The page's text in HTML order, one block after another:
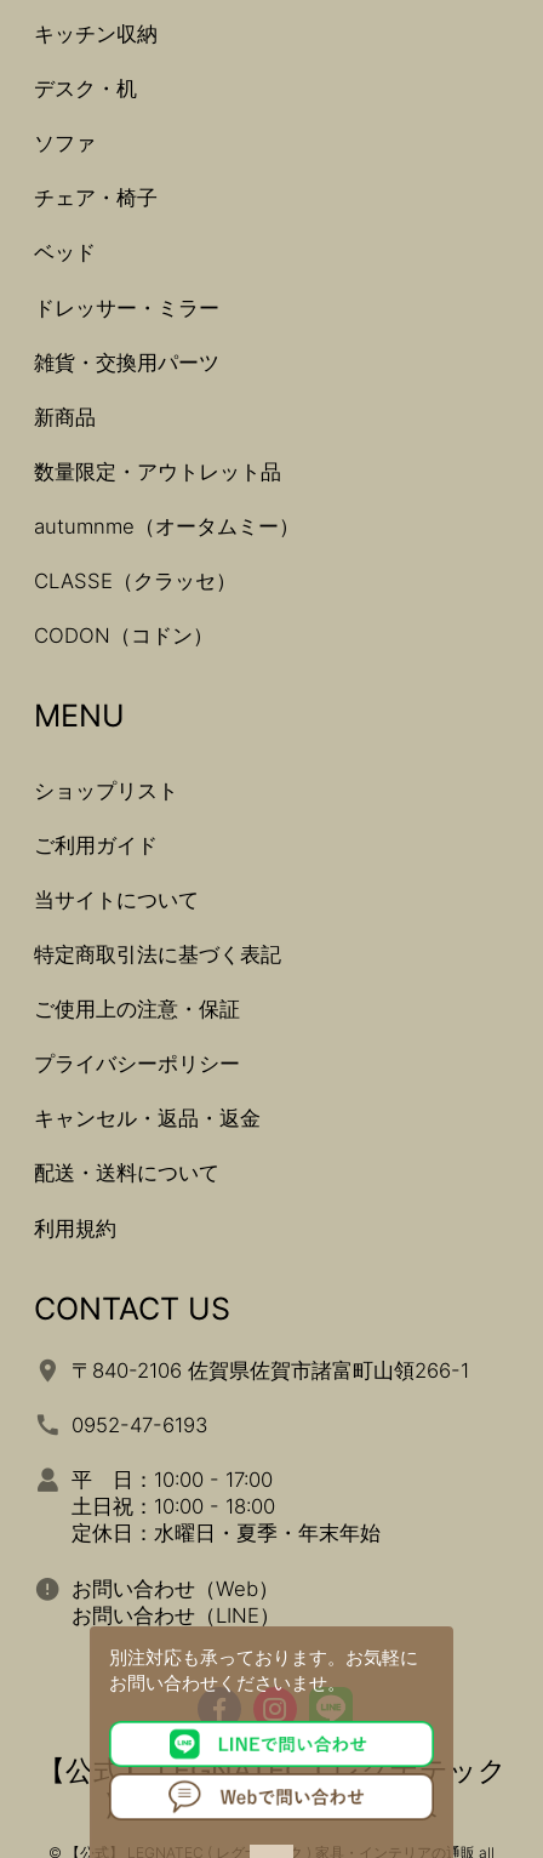
別注対応も承っております。 お気軽に
お問い合わせくださいませ。
キッチン収納
デスク・机
ソファ
チェア・椅子
ベッド
ドレッサー・ミラー
雑貨・交換用パーツ
新商品
数量限定・アウトレット品
autumnme（オータムミー）
CLASSE（クラッセ）
CODON（コドン）
MENU
ショップリスト
ご利用ガイド
当サイトについて
特定商取引法に基づく表記
ご使用上の注意・保証
プライバシーポリシー
キャンセル・返品・返金
配送・送料について
利用規約
CONTACT US
〒840-2106 佐賀県佐賀市諸富町山領266-1
0952-47-6193
平 日：10:00 - 17:00
土日祝：10:00 - 18:00
定休日：水曜日・夏季・年末年始
お問い合わせ（Web）
お問い合わせ（LINE）
【公式】 LEGNATEC ( レグナテック
) 家具・インテリアの通販
© 【公式】 LEGNATEC ( レグナテック ) 家具・インテリアの通販 all